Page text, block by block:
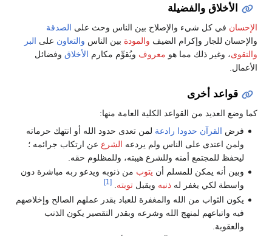
الأخلاق والفضيلة
الإحسان في كل شيء والإصلاح بين الناس وحث على الصدقة
والإحسان للجار وإكرام الضيف والمودة بين الناس والتعاون على البر
والتقوى، وغير ذلك مما هو معروف ويُقوِّم مكارم الأخلاق وفضائل
الأعمال.
قواعد أخرى
كما وضع العديد من القواعد الكلية العامة منها:
فرض القرآن حدودا رادعة لمن تعدى حدود الله أو انتهك حرماته
ولمن اعتدى على الناس ولم يردعه الشرع عن ارتكاب جرائمه ؛
ليحفظ للمجتمع أمنه وللشرع هيبته، وللمظلوم حقه.
وبين أنه يمكن للمسلم أن يتوب من ذنوبه ويدعو ربه مباشرة دون
واسطة لكي يغفر لهذنبه ويقبلتوبته.
[1]
يكون الثواب من الله والمغفرة للعباد بقدر عملهم الصالح وإخلاصهم
فيه واتباعهم لمنهج الله وشرعه وبقدر التقصير يكون الذنب
والعقوبة.